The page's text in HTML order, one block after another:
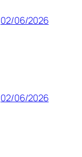
02/06/2026
02/06/2026